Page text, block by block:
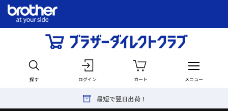
探す ログイン カート メニュー
最短で翌日出荷！